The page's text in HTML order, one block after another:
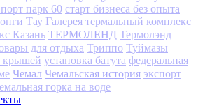
парк 60 старт бизнеса без опыта
Тау Галерея термальный комплекс
Казань ТЕРМОЛЕНД Термолэнд
для отдыха Триппо Туймазы
крышей установка батута федеральная
Чемал Чемальская история экспорт
горка на воде